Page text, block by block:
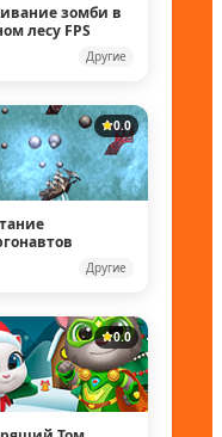
зомби в
лесу FPS
Другие
0.0
Другие
0.0